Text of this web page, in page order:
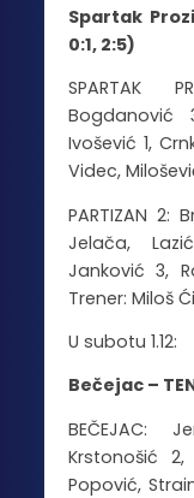
Spartak
0:1, 2:5)
SPARTAK
Bogdanović
Ivošević 1,
Videc,
PARTIZAN 2:
Jelača,
Janković 3,
Trener: Miloš
U subotu 1.12:
Bečejac –
BEČEJAC:
Krstonošić
Popović,